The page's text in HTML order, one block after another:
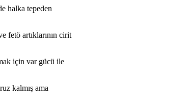
halka tepeden
fetö artıklarının cirit
için var gücü ile
kalmış ama